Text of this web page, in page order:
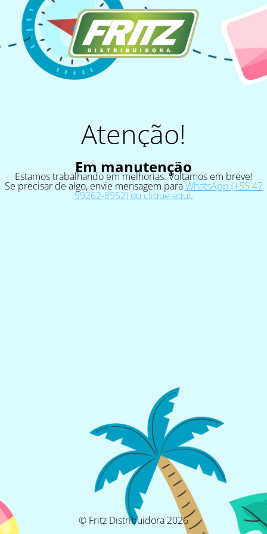
Atenção!
Em manutenção
Estamos trabalhando em melhorias. Voltamos em breve!
Se precisar de algo, envie mensagem paraWhatsApp (+55 47
99262-8952) ou clique aqui.
© Fritz Distribuidora 2026